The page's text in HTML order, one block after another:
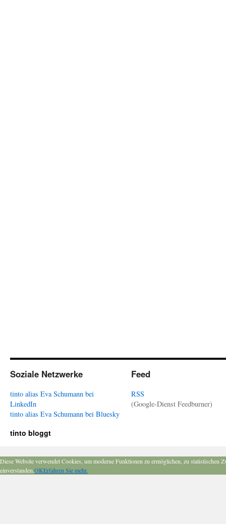
Soziale Netzwerke
tinto alias Eva Schumann bei
LinkedIn
tinto alias Eva Schumann bei Bluesky
Feed
RSS
(Google-Dienst Feedburner)
tinto bloggt
Diese Website verwendet Cookies, um moderne Funktionen zu ermöglichen, zu
einverstanden.OKErfahren Sie mehr.